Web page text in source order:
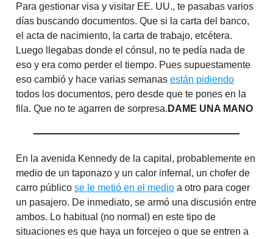
Para gestionar visa y visitar EE. UU., te pasabas varios
días buscando documentos. Que si la carta del banco,
el acta de nacimiento, la carta de trabajo, etcétera.
Luego llegabas donde el cónsul, no te pedía nada de
eso y era como perder el tiempo. Pues supuestamente
eso cambió y hace varias semanas están pidiendo
todos los documentos, pero desde que te pones en la
fila. Que no te agarren de sorpresa. DAME UNA MANO
En la avenida Kennedy de la capital, probablemente en
medio de un taponazo y un calor infernal, un chofer de
carro público se le metió en el medio a otro para coger
un pasajero. De inmediato, se armó una discusión entre
ambos. Lo habitual (no normal) en este tipo de
situaciones es que haya un forcejeo o que se entren a